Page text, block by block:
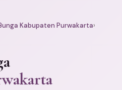
Kabupaten Purwakarta›